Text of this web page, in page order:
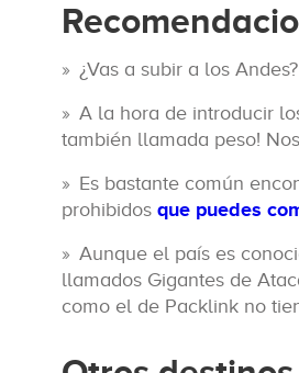
¿Vas a subir a los
A la hora de introducir
también llamada peso!
Es bastante común
prohibidos que puedes
Aunque el país es
llamados Gigantes de
como el de Packlink no